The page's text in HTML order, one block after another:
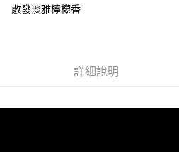
付款後全家取貨
每筆NT$80，滿NT$599(含以上)免運費
散發淡雅檸檬香
詳細說明